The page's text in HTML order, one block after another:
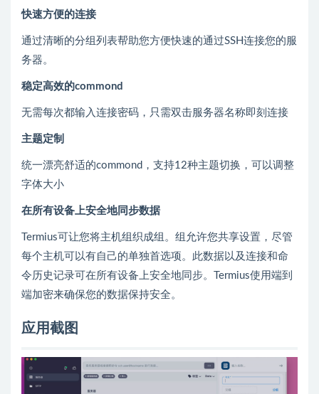
快速方便的连接
通过清晰的分组列表帮助您方便快速的通过SSH连接您的服
务器。
稳定高效的commond
无需每次都输入连接密码，只需双击服务器名称即刻连接
主题定制
统一漂亮舒适的commond，支持12种主题切换，可以调整
字体大小
在所有设备上安全地同步数据
Termius可让您将主机组织成组。组允许您共享设置，尽管
每个主机可以有自己的单独首选项。此数据以及连接和命
令历史记录可在所有设备上安全地同步。Termius使用端到
端加密来确保您的数据保持安全。
应用截图